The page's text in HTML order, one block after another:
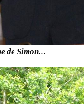
de Simon…